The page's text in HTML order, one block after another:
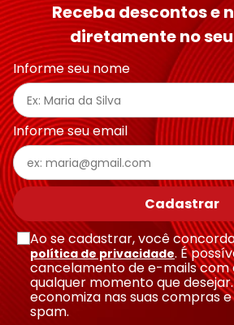
Receba descontos e
diretamente no
Informe seu nome
Informe seu email
Cadastrar
Ao se cadastrar, você
política de privacidade. É
cancelamento de e-mails com
qualquer momento que
economiza nas suas compras
spam.